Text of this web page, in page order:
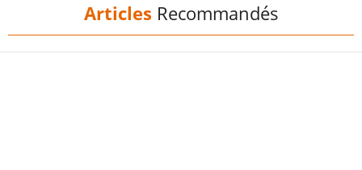
Articles Recommandés